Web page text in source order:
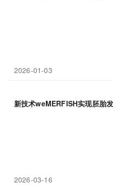
2026-01-03
新技术weMERFISH实现胚胎
2026-03-16